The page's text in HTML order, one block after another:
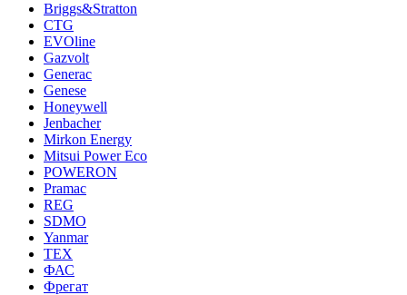
Briggs&Stratton
CTG
EVOline
Gazvolt
Generac
Genese
Honeywell
Jenbacher
Mirkon Energy
Mitsui Power Eco
POWERON
Pramac
REG
SDMO
Yanmar
ТЕХ
ФАС
Фрегат